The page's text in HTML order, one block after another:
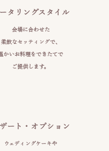
タリングスタイル
会場に合わせた
柔飲なセッティングで、
かいお料理をできたてで
ご提供します。
ート・オプション
ウェディングケーキや